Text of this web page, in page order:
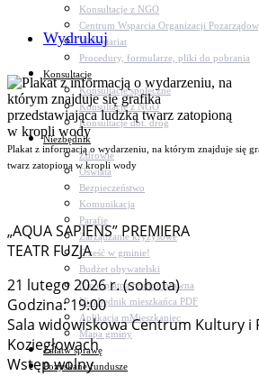
Konsultacje z NGO
Centrum Wsparcia Organizacji
Wolontariat
Procedury, formularze, pliki do pobrania
Konsultacje
Konsultacje społeczne
Konsultacje z NGO
Konsultacje dot. dróg
Niezbędnik
Zdrowie
Oświata
Bezpieczeństwo
Komunikacja
Parafie
Zarządzanie kryzysowe
C.ześć w gminie!
Budżet obywatelski
Nieodpłatna pomoc prawna
Niezbędnik mieszkańca PDF
Aplikacja mMieszkaniec
Mapa gminy
Załatw sprawę
Pozyskane fundusze
Wydrukuj
Plakat z informacją o wydarzeniu, na którym znajduje się
twarz zatopioną w kropli wody
„AQUA SAPIENS” PREMIERA
TEATR FUZJA
21 lutego 2026 r. (sobota)
Godzina: 19:00
Sala widowiskowa Centrum Kultury i
Koziegłowach
Wstęp wolny